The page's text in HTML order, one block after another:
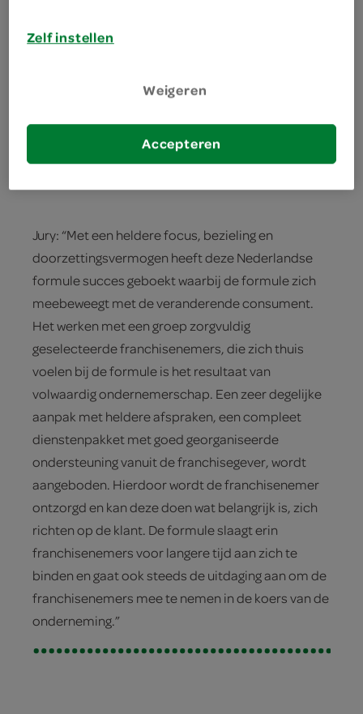
ging. Marc Schoonhoven (area manager SPAR),
ontwikkeling) en Ismail Abdel Rahman (
SPAR city Mariaplaats en WTC - samen met
Wessel van der Kraan) namen de prijs in ontvangst.
Jury: “Met een heldere focus, bezieling en
doorzettingsvermogen heeft deze Nederlandse
formule succes geboekt waarbij de formule zich
meebeweegt met de veranderende consument.
Het werken met een groep zorgvuldig
geselecteerde franchisenemers, die zich thuis
voelen bij de formule is het resultaat van
volwaardig ondernemerschap. Een zeer degelijke
aanpak met heldere afspraken, een compleet
dienstenpakket met goed georganiseerde
ondersteuning vanuit de franchisegever, wordt
aangeboden. Hierdoor wordt de franchisenemer
ontzorgd en kan deze doen wat belangrijk is, zich
richten op de klant. De formule slaagt erin
franchisenemers voor langere tijd aan zich te
binden en gaat ook steeds de uitdaging aan om de
franchisenemers mee te nemen in de koers van de
onderneming.”
Zelf instellen
Weigeren
Accepteren